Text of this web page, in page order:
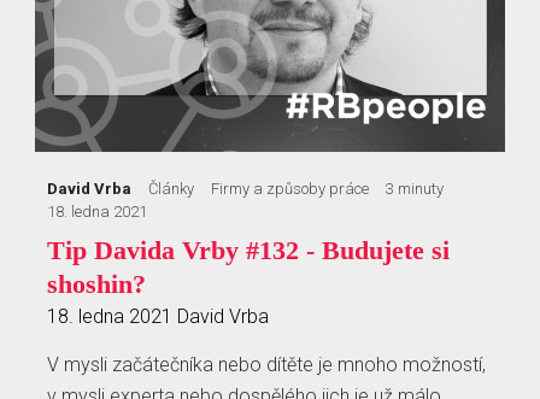
David Vrba Články Firmy a způsoby práce
3 minuty
18. ledna 2021
Tip Davida Vrby #132 - Budujete si
shoshin?
18. ledna 2021 David Vrba
V mysli začátečníka nebo dítěte je mnoho možností,